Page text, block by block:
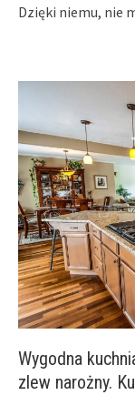
Dzięki niemu, nie
Wygodna
zlew narożny.